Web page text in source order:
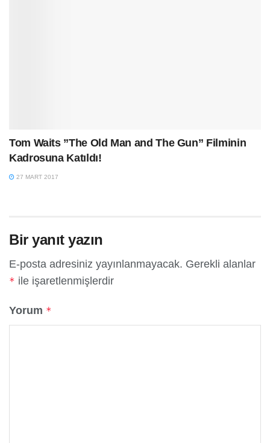
Tom Waits ”The Old Man and The Gun” Filminin
Kadrosuna Katıldı!
27 MART 2017
Bir yanıt yazın
E-posta adresiniz yayınlanmayacak. Gerekli alanlar
* ile işaretlenmişlerdir
Yorum *